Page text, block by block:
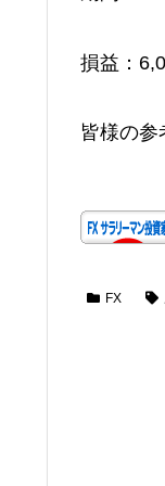
損益：
皆様の参
FX